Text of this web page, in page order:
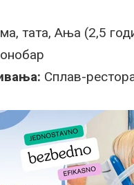
тата, Ања (2,5
Сплав-